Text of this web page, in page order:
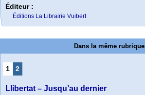
Éditeur :
Éditions La Librairie Vuibert
Dans la même rubrique
1 2
Llibertat – Jusqu’au dernier